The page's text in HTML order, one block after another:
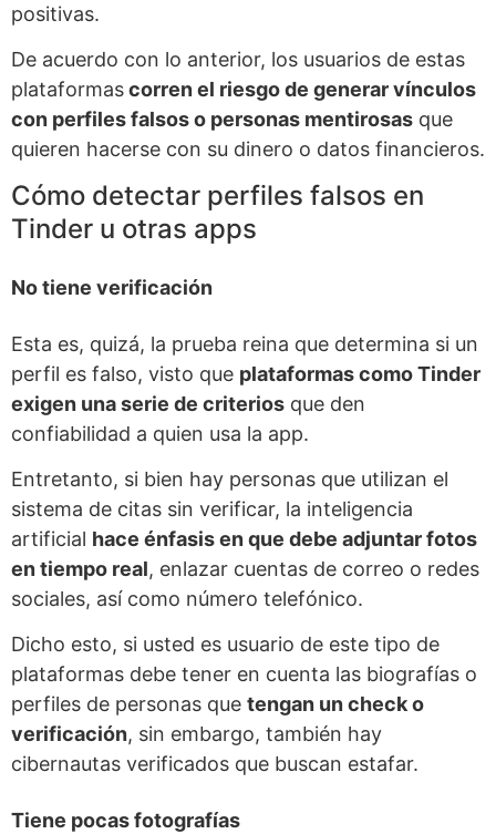
positivas.
De acuerdo con lo anterior, los usuarios de estas
plataformascorren el riesgo de generar vínculos
con perfiles falsos o personas mentirosas que
quieren hacerse con su dinero o datos financieros.
Cómo detectar perfiles falsos en
Tinder u otras apps
No tiene verificación
Esta es, quizá, la prueba reina que determina si un
perfil es falso, visto que plataformas como Tinder
exigen una serie de criterios que den
confiabilidad a quien usa la app.
Entretanto, si bien hay personas que utilizan el
sistema de citas sin verificar, la inteligencia
artificial hace énfasis en que debe adjuntar fotos
en tiempo real, enlazar cuentas de correo o redes
sociales, así como número telefónico.
Dicho esto, si usted es usuario de este tipo de
plataformas debe tener en cuenta las biografías o
perfiles de personas que tengan un check o
verificación, sin embargo, también hay
cibernautas verificados que buscan estafar.
Tiene pocas fotografías